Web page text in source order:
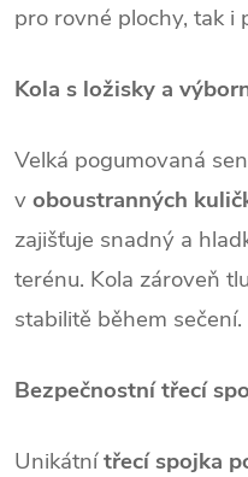
pro rovné plochy, tak i
Kola s ložisky a
Velká pogumovaná
voboustranných
zajišťuje snadný a
terénu. Kola zároveň
stabilitě během sečení.
Bezpečnostní třecí
Unikátnítřecí spojka